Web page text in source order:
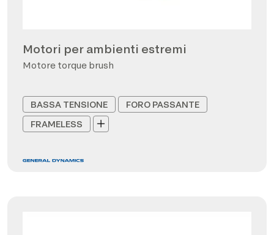
Motori per ambienti estremi
Motore torque brush
BASSA TENSIONE
FORO PASSANTE
FRAMELESS